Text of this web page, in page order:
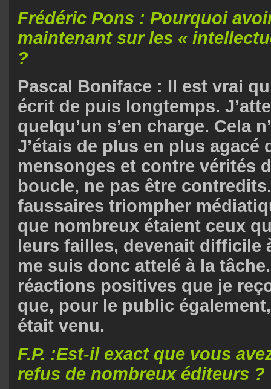
Frédéric Pons : Pourquoi
maintenant sur les «
?
Pascal Boniface : Il est vrai
écrit de puis longtemps.
quelqu’un s’en charge. Cela
J’étais de plus en plus agacé
mensonges et contre vérités
boucle, ne pas être
faussaires triompher
que nombreux étaient ceux
leurs failles, devenait difficile
me suis donc attelé à la
réactions positives que je
que, pour le public
était venu.
F.P. :Est-il exact que vous
refus de nombreux éditeurs ?